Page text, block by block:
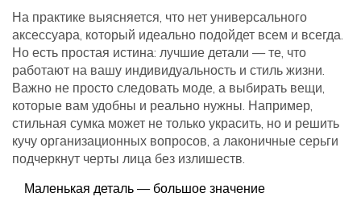
На практике выясняется, что нет универсального
аксессуара, который идеально подойдет всем и всегда.
Но есть простая истина: лучшие детали — те, что
работают на вашу индивидуальность и стиль жизни.
Важно не просто следовать моде, а выбирать вещи,
которые вам удобны и реально нужны. Например,
стильная сумка может не только украсить, но и решить
кучу организационных вопросов, а лаконичные серьги
подчеркнут черты лица без излишеств.
Маленькая деталь — большое значение